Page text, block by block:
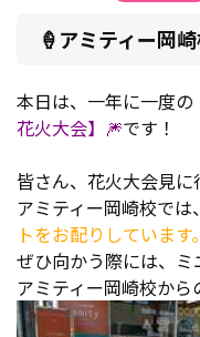
🍦アミティー岡
本日は、一年に一度の
花火大会】🎆です！
皆さん、花火大会見に
アミティー岡崎校では、
トをお配りしています
ぜひ向かう際には、ミ
アミティー岡崎校か